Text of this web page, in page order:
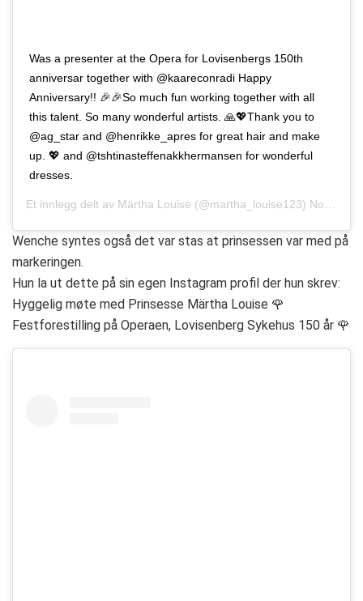
Was a presenter at the Opera for Lovisenbergs 150th
anniversar together with @kaareconradi Happy
Anniversary!! 🎉🎉So much fun working together with all
this talent. So many wonderful artists. 🙏💖Thank you to
@ag_star and @henrikke_apres for great hair and make
up. 💖 and @tshtinasteffenakkhermansen for wonderful
dresses.
Et innlegg delt av Märtha Louise (@martha_louise123) Nov. 26, 2018 kl. 6:52 PS
Wenche syntes også det var stas at prinsessen var med på
markeringen.
Hun la ut dette på sin egen Instagram profil der hun skrev:
Hyggelig møte med Prinsesse Märtha Louise 🌹
Festforestilling på Operaen, Lovisenberg Sykehus 150 år 🌹